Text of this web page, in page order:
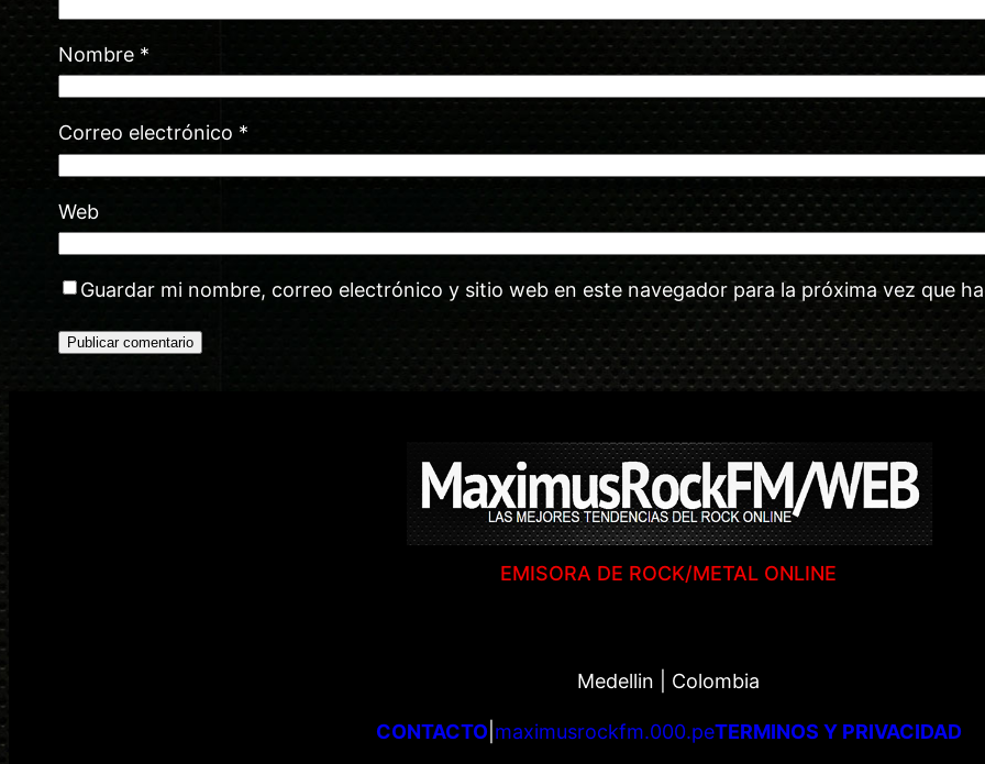
Nombre *
Correo electrónico *
Web
Guardar mi nombre, correo electrónico y sitio web en este navegador para la próxima vez que
EMISORA DE ROCK/METAL ONLINE
Medellin | Colombia
CONTACTO| maximusrockfm.000.peTERMINOS Y PRIVACIDAD